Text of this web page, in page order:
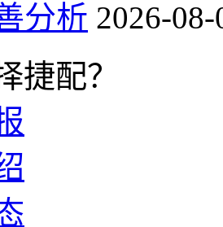
分析 2026-
捷配？